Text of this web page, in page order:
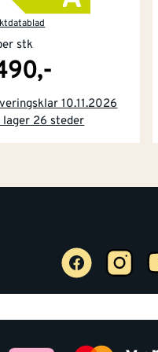
stk
10.11.2026
lager 26 steder